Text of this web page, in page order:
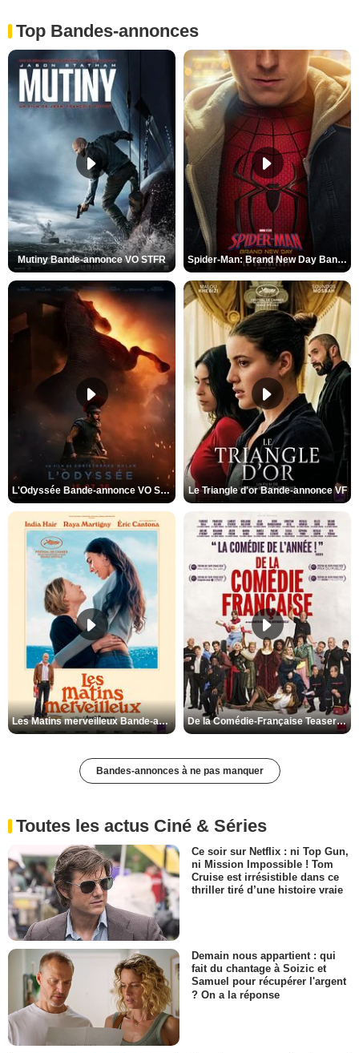
Top Bandes-annonces
Mutiny Bande-annonce VO STFR Spider-Man: Brand New Day Bande-annonce VO STFR
L'Odyssée Bande-annonce VO STFR Le Triangle d'or Bande-annonce VF
Les Matins merveilleux Bande-annonce VF De la Comédie-Française Teaser VF
Bandes-annonces à ne pas manquer
Toutes les actus Ciné & Séries
Ce soir sur Netflix : ni Top Gun,
ni Mission Impossible ! Tom
Cruise est irrésistible dans ce
thriller tiré d’une histoire vraie
Demain nous appartient : qui
fait du chantage à Soizic et
Samuel pour récupérer l'argent
? On a la réponse